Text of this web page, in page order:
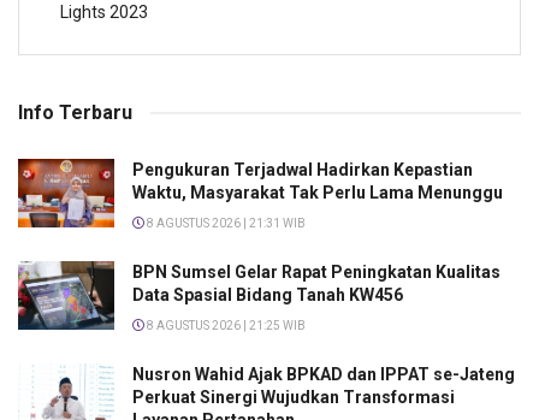
Lights 2023
Info Terbaru
Pengukuran Terjadwal Hadirkan Kepastian
Waktu, Masyarakat Tak Perlu Lama Menunggu
8 AGUSTUS 2026 | 21:31 WIB
BPN Sumsel Gelar Rapat Peningkatan Kualitas
Data Spasial Bidang Tanah KW456
8 AGUSTUS 2026 | 21:25 WIB
Nusron Wahid Ajak BPKAD dan IPPAT se-Jateng
Perkuat Sinergi Wujudkan Transformasi